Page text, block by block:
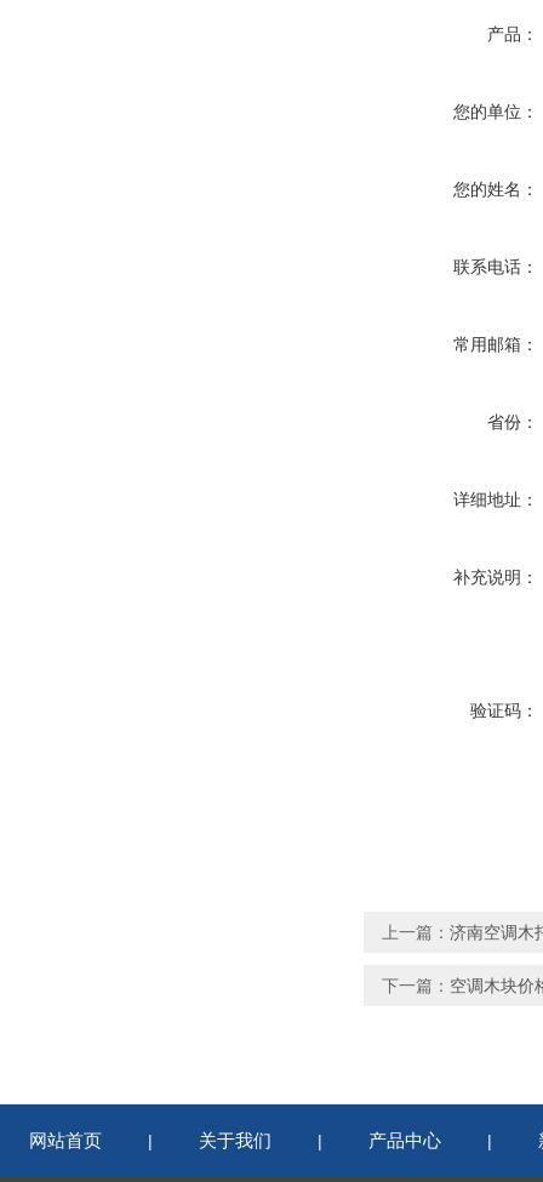
产品：
您的单位：
您的姓名：
联系电话：
常用邮箱：
省份：
详细地址：
补充说明：
验证码：
上一篇： 济南空调木
下一篇： 空调木块价
网站首页 | 关于我们 | 产品中心 |